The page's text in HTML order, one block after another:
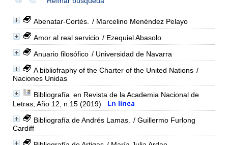
Abenatar-Cortés.
/ Marcelino Menéndez Pelayo
Amor al real servicio / Ezequiel Abasolo
Anuario filosófico / Universidad de Navarra
A bibliofraphy of the Charter of the United Nations /
Naciones Unidas
Bibliografía en Revista de la Academia Nacional de
Letras, Año 12, n.15 (2019)
Bibliografía de Andrés Lamas.
/ Guillermo Furlong
Cardiff